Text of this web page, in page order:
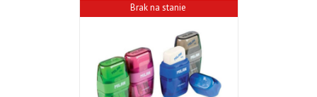
Brak na stanie